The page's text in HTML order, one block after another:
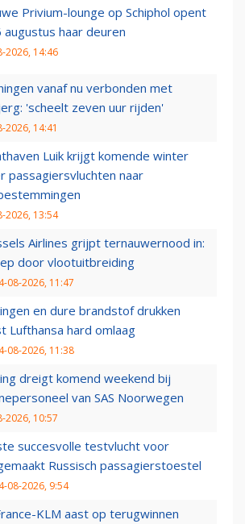
Privium-lounge op Schiphol opent
augustus haar deuren
2026, 14:46
vanaf nu verbonden met
'scheelt zeven uur rijden'
2026, 14:41
Luik krijgt komende winter
passagiersvluchten naar
2026, 13:54
Airlines grijpt ternauwernood in:
door vlootuitbreiding
08-2026, 11:47
en dure brandstof drukken
Lufthansa hard omlaag
08-2026, 11:38
dreigt komend weekend bij
van SAS Noorwegen
2026, 10:57
succesvolle testvlucht voor
Russisch passagierstoestel
08-2026, 9:54
KLM aast op terugwinnen